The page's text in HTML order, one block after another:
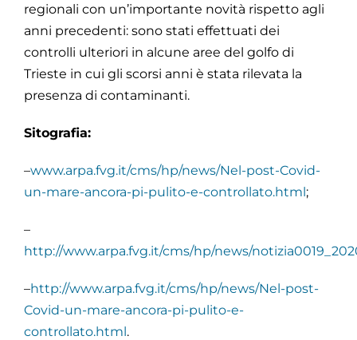
regionali con un’importante novità rispetto agli
anni precedenti: sono stati effettuati dei
controlli ulteriori in alcune aree del golfo di
Trieste in cui gli scorsi anni è stata rilevata la
presenza di contaminanti.
Sitografia:
–www.arpa.fvg.it/cms/hp/news/Nel-post-Covid-
un-mare-ancora-pi-pulito-e-controllato.html;
–
http://www.arpa.fvg.it/cms/hp/news/
–http://www.arpa.fvg.it/cms/hp/news/Nel-post-
Covid-un-mare-ancora-pi-pulito-e-
controllato.html.